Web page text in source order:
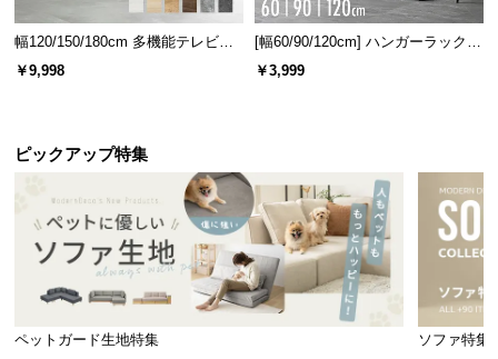
幅120/150/180cm 多機能テレビボ
ード 木目/石目調 オープン収納・
引き出し収納付き
￥9,998
[幅60/90/120cm] ハンガーラック
スチール 4段階高さ調節 サイドフ
ック オープンラック シンプル
￥3,999
ピックアップ特集
ペットガード生地特集 ソファ特集